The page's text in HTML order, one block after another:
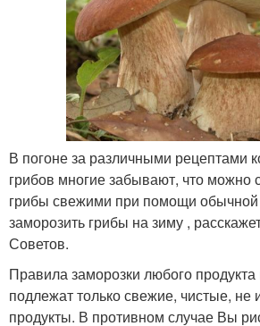
В погоне за различными рецептами
грибов многие забывают, что можно
грибы свежими при помощи обычной
заморозить грибы на зиму ,
Советов.
Правила заморозки любого продукта
подлежат только свежие, чистые, не
продукты. В противном случае Вы